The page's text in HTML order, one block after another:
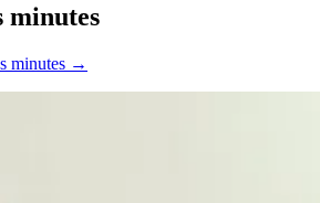
minutes
minutes →